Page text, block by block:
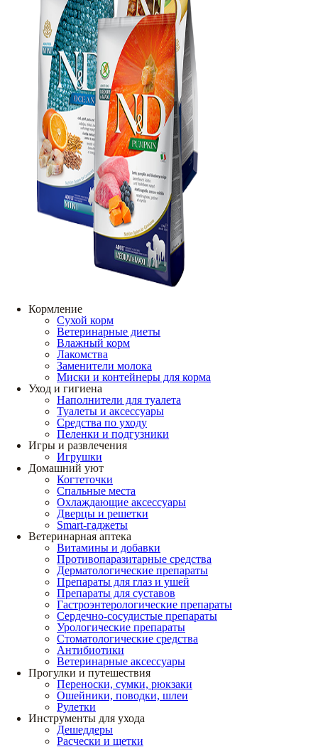
Кормление
Сухой корм
Ветеринарные диеты
Влажный корм
Лакомства
Заменители молока
Миски и контейнеры для корма
Уход и гигиена
Наполнители для туалета
Туалеты и аксессуары
Средства по уходу
Пеленки и подгузники
Игры и развлечения
Игрушки
Домашний уют
Когтеточки
Спальные места
Охлаждающие аксессуары
Дверцы и решетки
Smart-гаджеты
Ветеринарная аптека
Витамины и добавки
Противопаразитарные средства
Дерматологические препараты
Препараты для глаз и ушей
Препараты для суставов
Гастроэнтерологические препараты
Сердечно-сосудистые препараты
Урологические препараты
Стоматологические средства
Антибиотики
Ветеринарные аксессуары
Прогулки и путешествия
Переноски, сумки, рюкзаки
Ошейники, поводки, шлеи
Рулетки
Инструменты для ухода
Дешеддеры
Расчески и щетки